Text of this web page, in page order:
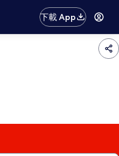
下載 App